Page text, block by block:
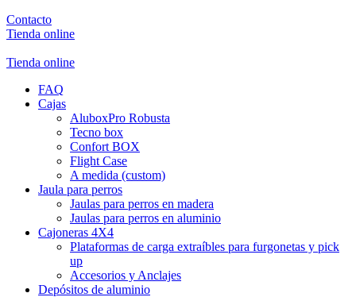
Contacto
Tienda online
Tienda online
FAQ
Cajas
AluboxPro Robusta
Tecno box
Confort BOX
Flight Case
A medida (custom)
Jaula para perros
Jaulas para perros en madera
Jaulas para perros en aluminio
Cajoneras 4X4
Plataformas de carga extraíbles para furgonetas y pick
up
Accesorios y Anclajes
Depósitos de aluminio